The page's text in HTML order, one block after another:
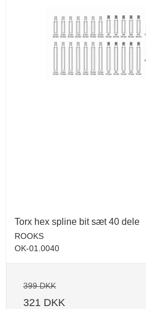
Torx hex spline bit sæt 40 dele
ROOKS
OK-01.0040
399 DKK
321 DKK